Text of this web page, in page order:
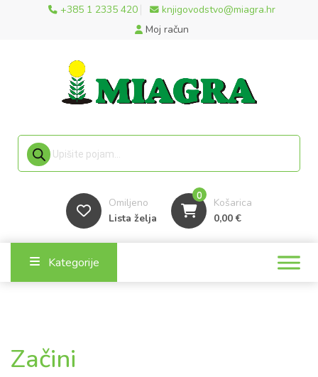
+385 1 2335 420
knjigovodstvo@miagra.hr
Moj račun
Products search
Omiljeno
Lista želja
0
Košarica
0,00€
Kategorije
Začini